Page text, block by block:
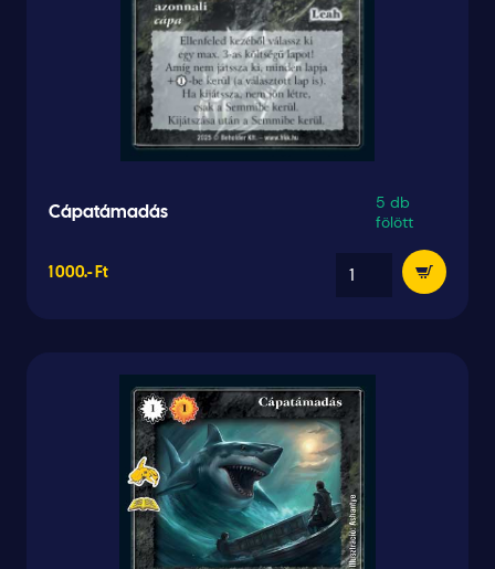
Cápatámadás
5 db
fölött
1 000.- Ft